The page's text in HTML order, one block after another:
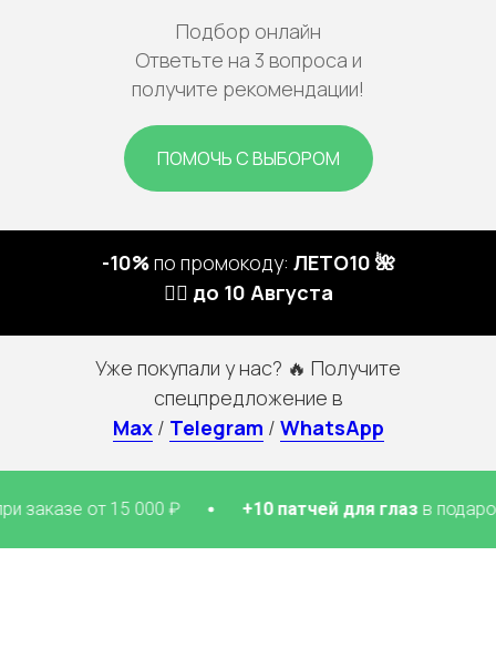
Подбор онлайн
Ответьте на 3 вопроса и
получите рекомендации!
ПОМОЧЬ С ВЫБОРОМ
-10%по промокоду: ЛЕТО10 🌺
🏃‍♀️ до 10 Августа
Уже покупали у нас? 🔥 Получите
спецпредложение в
Max / Telegram / WhatsApp
15 000 ₽ +10 патчей для глазв подарок при